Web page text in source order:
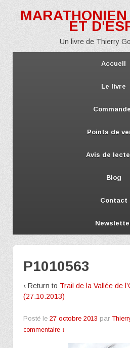
ET
Un livre de Thierry
Accueil
Le livre
Points de
Avis de
Blog
Contact
P1010563
‹ Return to Trail de la Vallée de
(27.10.2013)
Posté le 27 octobre 2013 par
commentaire ↓